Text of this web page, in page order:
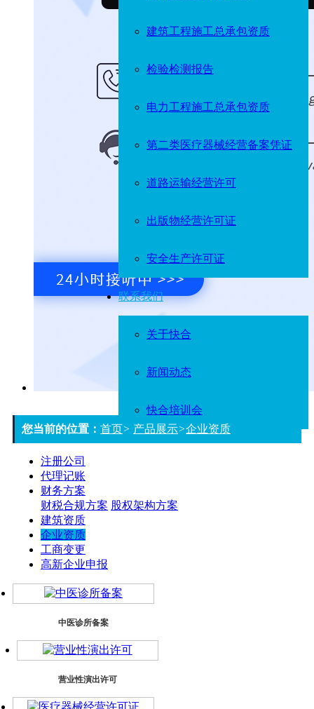
建筑工程施工总承包资质
检验检测报告
电力工程施工总承包资质
第二类医疗器械经营备案凭证
道路运输经营许可
出版物经营许可证
安全生产许可证
联系我们
关于快合
新闻动态
快合培训会
您当前的位置： 首页> 产品展示>企业资质
注册公司
代理记账
财务方案
财税合规方案 股权架构方案
建筑资质
企业资质
工商变更
高新企业申报
中医诊所备案
营业性演出许可